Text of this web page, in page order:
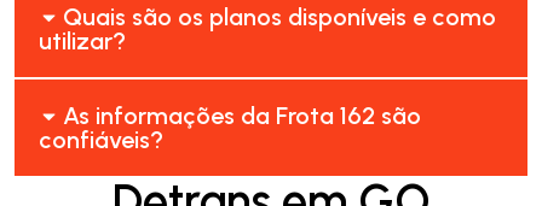
Quais são os planos disponíveis e como
utilizar?
As informações da Frota 162 são
confiáveis?